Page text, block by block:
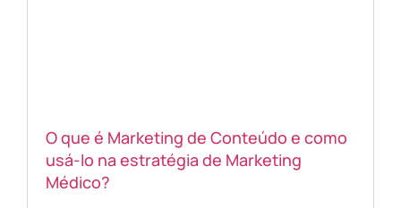
O que é Marketing de Conteúdo e como
usá-lo na estratégia de Marketing
Médico?